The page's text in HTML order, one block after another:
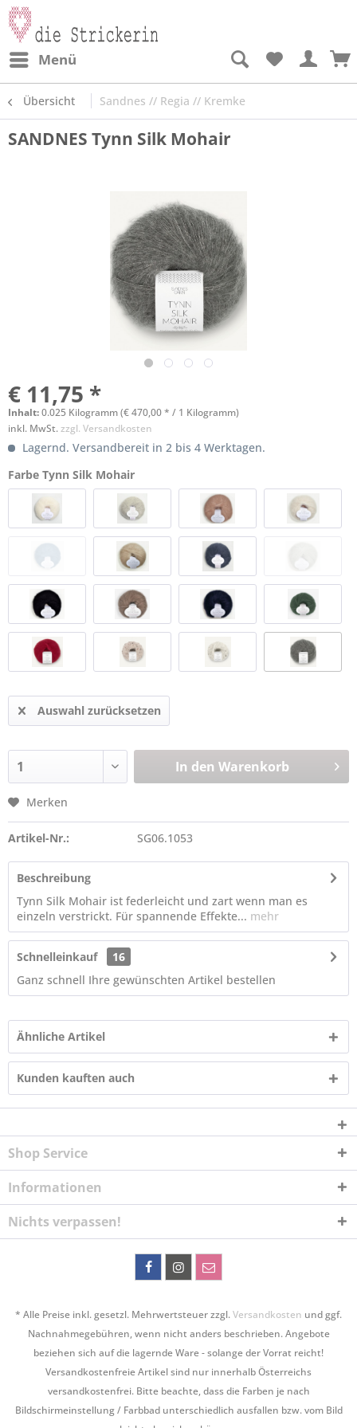
Menü
Übersicht Sandnes // Regia // Kremke
SANDNES Tynn Silk Mohair
€ 11,75 *
Inhalt:0.025 Kilogramm (€ 470,00 * / 1 Kilogramm)
inkl. MwSt.zzgl. Versandkosten
Lagernd. Versandbereit in 2 bis 4 Werktagen.
Farbe Tynn Silk Mohair
Auswahl zurücksetzen
In den Warenkorb
Merken
Artikel-Nr.: SG06.1053
Beschreibung
Tynn Silk Mohair ist federleicht und zart wenn man es
einzeln verstrickt. Für spannende Effekte... mehr
Schnelleinkauf
16
Ganz schnell Ihre gewünschten Artikel bestellen
Ähnliche Artikel
Kunden kauften auch
Shop Service
Informationen
Nichts verpassen!
* Alle Preise inkl. gesetzl. Mehrwertsteuer zzgl.Versandkosten und ggf.
Nachnahmegebühren, wenn nicht anders beschrieben. Angebote
beziehen sich auf die lagernde Ware - solange der Vorrat reicht!
Versandkostenfreie Artikel sind nur innerhalb Österreichs
versandkostenfrei. Bitte beachte, dass die Farben je nach
Bildschirmeinstellung / Farbbad unterschiedlich ausfallen bzw. vom Bild